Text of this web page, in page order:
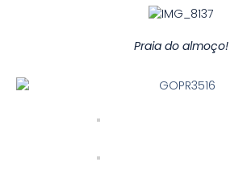
Praia do almoço!